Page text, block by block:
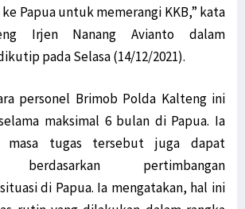
Papua untuk memerangi KKB,” kata
Irjen Nanang Avianto dalam
pada Selasa (14/12/2021).
personel Brimob Polda Kalteng ini
maksimal 6 bulan di Papua. Ia
masa tugas tersebut juga dapat
berdasarkan pertimbangan
di Papua. Ia mengatakan, hal ini